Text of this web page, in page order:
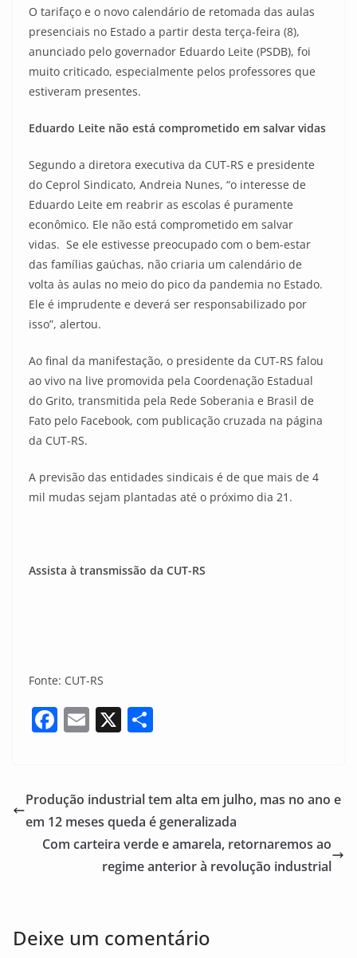
O tarifaço e o novo calendário de retomada das aulas
presenciais no Estado a partir desta terça-feira (8),
anunciado pelo governador Eduardo Leite (PSDB), foi
muito criticado, especialmente pelos professores que
estiveram presentes.
Eduardo Leite não está comprometido em salvar vidas
Segundo a diretora executiva da CUT-RS e presidente
do Ceprol Sindicato, Andreia Nunes, “o interesse de
Eduardo Leite em reabrir as escolas é puramente
econômico. Ele não está comprometido em salvar
vidas. Se ele estivesse preocupado com o bem-estar
das famílias gaúchas, não criaria um calendário de
volta às aulas no meio do pico da pandemia no Estado.
Ele é imprudente e deverá ser responsabilizado por
isso”, alertou.
Ao final da manifestação, o presidente da CUT-RS falou
ao vivo na live promovida pela Coordenação Estadual
do Grito, transmitida pela Rede Soberania e Brasil de
Fato pelo Facebook, com publicação cruzada na página
da CUT-RS.
A previsão das entidades sindicais é de que mais de 4
mil mudas sejam plantadas até o próximo dia 21.
Assista à transmissão da CUT-RS
Fonte: CUT-RS
F
e
b
o
E
l
X
e
Produção industrial tem alta em julho, mas no ano e
em 12 meses queda é generalizada
Com carteira verde e amarela, retornaremos ao
regime anterior à revolução industrial
Deixe um comentário